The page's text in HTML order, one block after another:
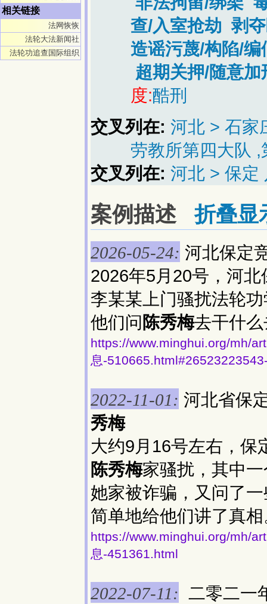
相关链接
法网恢恢
法轮大法新闻社
法轮功追查国际组织
查/入室抢劫 剥
造谣污蔑/构陷/编
超期关押/随意加
度:酷刑
交叉列在: 河北 > 石家
劳教所第四大队 ,
交叉列在: 河北 > 保定
案例描述折叠显
2026-05-24: 河北保定
2026年5月20号，河
李某某上门骚扰法轮
他们问陈秀梅去干什
https://www.minghui.org/mh/
息-
2022-11-01: 河北省保
秀梅
大约9月16号左右，保
陈秀梅家骚扰，其中
她家被诈骗，又问了
简单地给他们讲了真
https://www.minghui.org/mh/
息-451361.html
2022-07-11: 二零二一